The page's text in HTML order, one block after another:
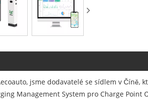
jsme dodavatelé se sídlem v
Management System pro Charge Point